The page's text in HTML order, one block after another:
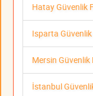
Hatay Güvenlik
Isparta Güvenlik
Mersin Güvenlik
İstanbul